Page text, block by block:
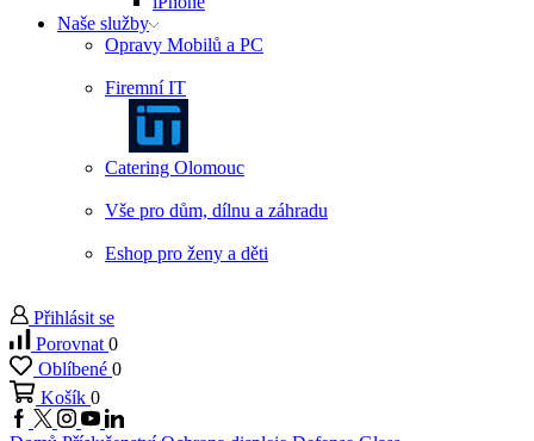
Naše služby
Opravy Mobilů a PC
Firemní IT
Catering Olomouc
Vše pro dům, dílnu a záhradu
Eshop pro ženy a děti
Přihlásit se
Porovnat 0
Oblíbené 0
Košík 0
Facebook
Twitter
Instagram
YoutubeLinkedin